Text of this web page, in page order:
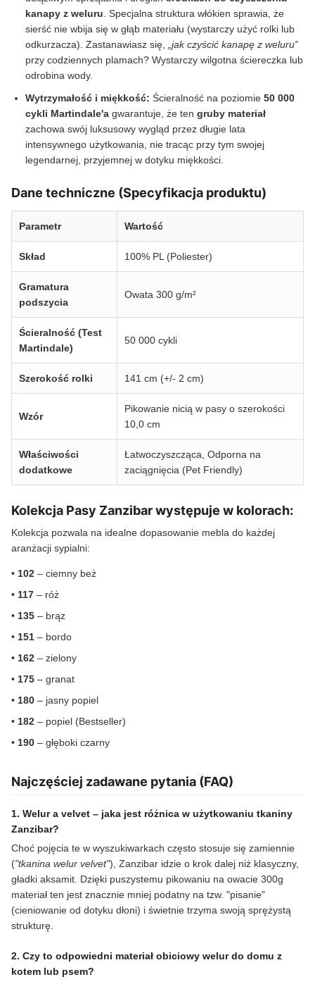
kanapy z weluru . Specjalna struktura włókien sprawia, że
sierść nie wbija się w głąb materiału (wystarczy użyć rolki lub
odkurzacza). Zastanawiasz się,
„jak czyścić kanapę z weluru”
przy codziennych plamach? Wystarczy wilgotna ściereczka lub
odrobina wody.
Wytrzymałość i miękkość: Ścieralność na poziomie 50 000
cykli Martindale'a gwarantuje, że ten gruby materiał
zachowa swój luksusowy wygląd przez długie lata
intensywnego użytkowania, nie tracąc przy tym swojej
legendarnej, przyjemnej w dotyku miękkości.
Dane techniczne (Specyfikacja produktu)
Parametr Wartość
Skład 100% PL (Poliester)
Gramatura
podszycia
Owata 300 g/m²
Ścieralność (Test
Martindale)
50 000 cykli
Szerokość rolki 141 cm (+/- 2 cm)
Wzór
Pikowanie nicią w pasy o szerokości
10,0 cm
Właściwości
dodatkowe
Łatwoczyszcząca, Odporna na
zaciągnięcia (Pet Friendly)
Kolekcja Pasy Zanzibar występuje w kolorach:
Kolekcja pozwala na idealne dopasowanie mebla do każdej
aranżacji sypialni:
• 102 – ciemny beż
• 117 – róż
• 135 – brąz
• 151 – bordo
• 162 – zielony
• 175 – granat
• 180 – jasny popiel
• 182 – popiel (Bestseller)
• 190 – głęboki czarny
Najczęściej zadawane pytania (FAQ)
1. Welur a velvet – jaka jest różnica w użytkowaniu tkaniny
Zanzibar?
Choć pojęcia te w wyszukiwarkach często stosuje się zamiennie
("tkanina welur velvet"), Zanzibar idzie o krok dalej niż klasyczny,
gładki aksamit. Dzięki puszystemu pikowaniu na owacie 300g
materiał ten jest znacznie mniej podatny na tzw. "pisanie"
(cieniowanie od dotyku dłoni) i świetnie trzyma swoją sprężystą
strukturę.
2. Czy to odpowiedni materiał obiciowy welur do domu z
kotem lub psem?